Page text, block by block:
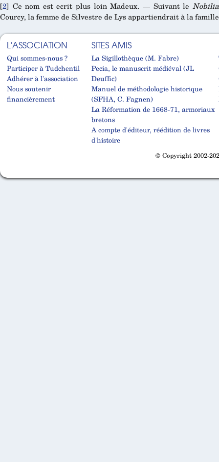
[2] Ce nom est ecrit plus loin Madeux. — Suivant le
Courcy, la femme de Silvestre de Lys appartiendrait à la
L'ASSOCIATION
Qui sommes-nous ?
Participer à Tudchentil
Adhérer à l'association
Nous soutenir
financièrement
SITES AMIS
La Sigillothèque (M. Fabre)
Pecia, le manuscrit médiéval (JL
Deuffic)
Manuel de méthodologie historique
(SFHA, C. Fagnen)
La Réformation de 1668-71, armoriaux
bretons
A compte d'éditeur, réédition de livres
d'histoire
© Copyright 2002-